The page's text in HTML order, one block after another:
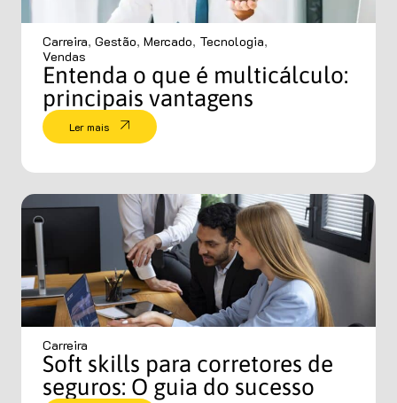
Carreira, Gestão, Mercado, Tecnologia,
Vendas
Entenda o que é multicálculo:
principais vantagens
Ler mais
Carreira
Soft skills para corretores de
seguros: O guia do sucesso